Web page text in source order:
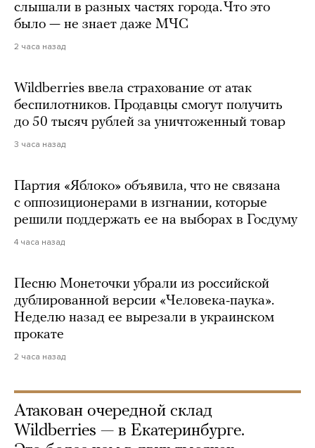
слышали в разных частях города. Что это
было — не знает даже МЧС
2 часа назад
Wildberries ввела страхование от атак
беспилотников. Продавцы смогут получить
до 50 тысяч рублей за уничтоженный товар
3 часа назад
Партия «Яблоко» объявила, что не связана
с оппозиционерами в изгнании, которые
решили поддержать ее на выборах в Госдуму
4 часа назад
Песню Монеточки убрали из российской
дублированной версии «Человека-паука».
Неделю назад ее вырезали в украинском
прокате
2 часа назад
Атакован очередной склад
Wildberries — в Екатеринбурге.